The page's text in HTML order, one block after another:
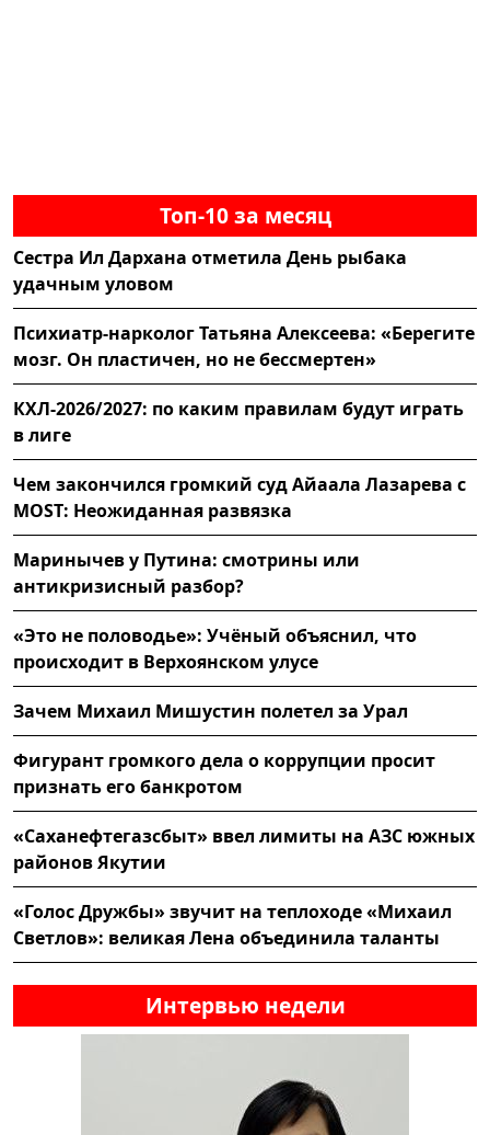
Топ-10 за месяц
Сестра Ил Дархана отметила День рыбака
удачным уловом
Психиатр-нарколог Татьяна Алексеева: «Берегите
мозг. Он пластичен, но не бессмертен»
КХЛ-2026/2027: по каким правилам будут играть
в лиге
Чем закончился громкий суд Айаала Лазарева с
MOST: Неожиданная развязка
Маринычев у Путина: смотрины или
антикризисный разбор?
«Это не половодье»: Учёный объяснил, что
происходит в Верхоянском улусе
Зачем Михаил Мишустин полетел за Урал
Фигурант громкого дела о коррупции просит
признать его банкротом
«Саханефтегазсбыт» ввел лимиты на АЗС южных
районов Якутии
«Голос Дружбы» звучит на теплоходе «Михаил
Светлов»: великая Лена объединила таланты
Интервью недели